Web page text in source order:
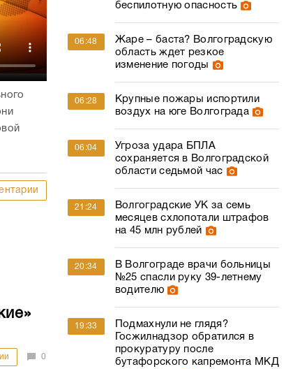
0
беспилотную опасность
06:48
Жаре – баста? Волгоградскую
область ждет резкое
изменение погоды
06:28
Крупные пожары испортили
воздух на юге Волгограда
06:04
Угроза удара БПЛА
сохраняется в Волгоградской
области седьмой час
21:24
Волгоградские УК за семь
месяцев схлопотали штрафов
на 45 млн рублей
20:34
В Волгограде врачи больницы
№25 спасли руку 39-летнему
водителю
19:33
Подмахнули не глядя?
Госжилнадзор обратился в
прокуратуру после
бутафорского капремонта МКД